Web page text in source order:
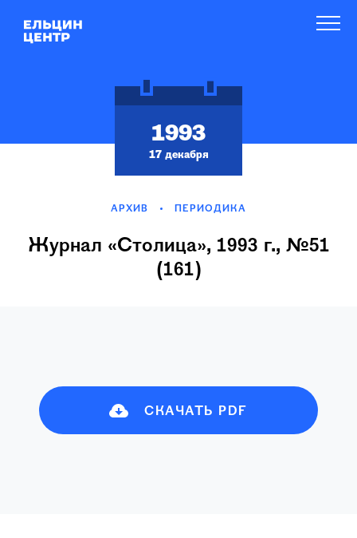
1993
17 декабря
АРХИВ ПЕРИОДИКА
Журнал «Столица», 1993 г., №51
(161)
СКАЧАТЬ PDF